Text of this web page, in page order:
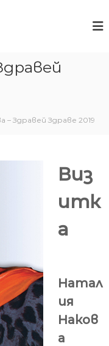
– Здравей Здраве 2019
Виз
итк
а
Натал
ия
Наков
а